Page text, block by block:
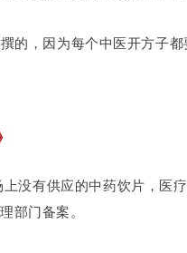
的，因为每个中医开方子
上没有供应的中药饮片，
部门备案。